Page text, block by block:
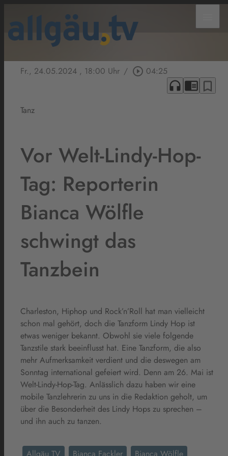
Fr., 24.05.2024 , 18:00 Uhr / play_circle_outline 04:25
headphones chrome_reader_mode bookmark_border
Tanz
Vor Welt-Lindy-Hop-
Tag: Reporterin
Bianca Wölfle
schwingt das
Tanzbein
Charleston, Hiphop und Rock’n’Roll hat man vielleicht
schon mal gehört, doch die Tanzform Lindy Hop ist
etwas weniger bekannt. Obwohl sie viele folgende
Tanzstile stark beeinflusst hat. Eine Tanzform, die also
mehr Aufmerksamkeit verdient und die deswegen am
Sonntag international gefeiert wird. Denn am 26. Mai ist
Welt-Lindy-Hop-Tag. Anlässlich dazu haben wir eine
mobile Tanzlehrerin zu uns in die Redaktion geholt, um
über die Besonderheit des Lindy Hops zu sprechen –
und ihn auch zu tanzen.